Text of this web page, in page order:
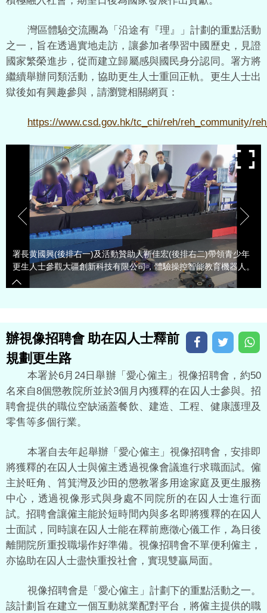
灣區體驗交流團為「沿途有『理』」計劃的重點活動
之一，旨在透過實地走訪，讓參加者學習中國歷史，見證
國家繁榮進步，從而建立歸屬感與國民身分認同。署方將
繼續舉辦同類活動，協助更生人士重回正軌。更生人士出
獄後如有興趣參與，請瀏覽相關網頁：
https://www.csd.gov.hk/tc_chi/reh/reh_community/
署長黄國興(後排右一)及活動贊助人靳佳宏(後排右二)帶領青少年
更生人士參觀大疆創新科技有限公司，體驗操控智能教育機器人。
辦視像招聘會 助在囚人士釋前
規劃更生路
本署於6月24日舉辦「愛心僱主」視像招聘會，約50
名來自8個懲教院所並於3個月內獲釋的在囚人士參與。招
聘會提供的職位空缺涵蓋餐飲、建造、工程、健康護理及
零售等多個行業。
本署自去年起舉辦「愛心僱主」視像招聘會，安排即
將獲釋的在囚人士與僱主透過視像會議進行求職面試。僱
主於旺角、筲箕灣及沙田的懲教署多用途家庭及更生服務
中心，透過視像形式與身處不同院所的在囚人士進行面
試。招聘會讓僱主能於短時間內與多名即將獲釋的在囚人
士面試，同時讓在囚人士能在釋前應徵心儀工作，為日後
離開院所重投職場作好準備。視像招聘會不單便利僱主，
亦協助在囚人士盡快重投社會，實現雙贏局面。
視像招聘會是「愛心僱主」計劃下的重點活動之一。
該計劃旨在建立一個互動就業配對平台，將僱主提供的職